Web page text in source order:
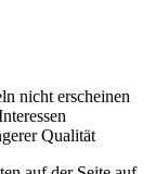
nicht erscheinen
Qualität